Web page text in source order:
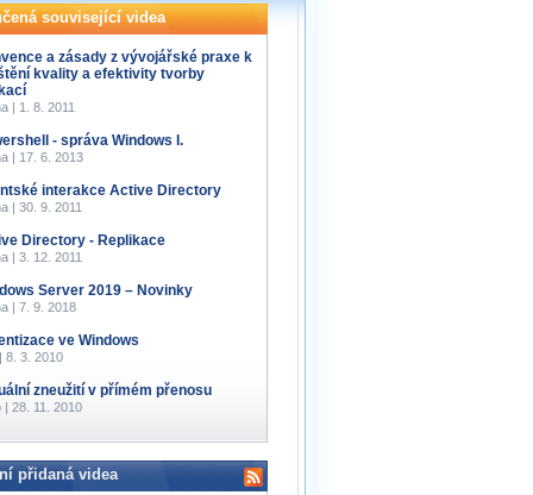
související videa
a zásady z vývojářské praxe k
kvality a efektivity tvorby
| 1. 8. 2011
- správa Windows I.
| 17. 6. 2013
interakce Active Directory
| 30. 9. 2011
Directory - Replikace
| 3. 12. 2011
Server 2019 – Novinky
| 7. 9. 2018
ve Windows
8. 3. 2010
zneužití v přímém přenosu
| 28. 11. 2010
přidaná videa